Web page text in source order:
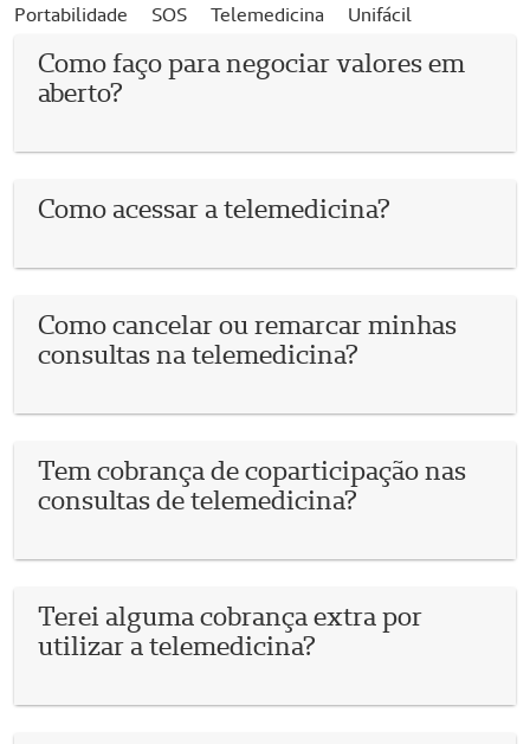
Portabilidade
SOS Telemedicina Unifácil
Como faço para negociar valores em
aberto?
Como acessar a telemedicina?
Como cancelar ou remarcar minhas
consultas na telemedicina?
Tem cobrança de coparticipação nas
consultas de telemedicina?
Terei alguma cobrança extra por
utilizar a telemedicina?